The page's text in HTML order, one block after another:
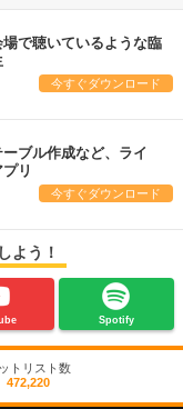
で聴いているような臨
今すぐダウンロード
ブル作成など、ライ
リ
今すぐダウンロード
よう！
Spotify
トリスト数
472,220